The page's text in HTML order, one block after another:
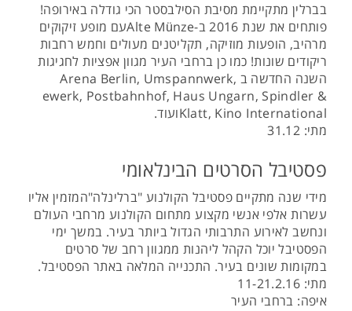
בברלין מתקיימת מסיבת הסילבסטר הכי גודלה באירופה!
פותחים את שנת 2016 ב-Alte Münzeעם מופע זיקוקים
מרהיב, הופעות מוזיקה, תקליטנים מעולים וחמש רחבות
ריקודים שונות! כמו כן ברחבי העיר מגוון אפציות לחגיגות
השנה החדשה ב Arena Berlin, Umspannwerk,
ewerk, Postbahnhof, Haus Ungarn, Spindler &
Klatt, Kino Internationalועוד.
מתי: 31.12
פסטיבל הסרטים הבינלאומי
מידי שנה מתקיים פסטיבל הקולנוע "ברלינלה"המזמין אליו
עשרות אלפי אנשי מקצוע מתחום הקולנוע מרחבי העולם
ונחשב לאירוע התרבותי הגדול ביותר בעיר. במשך ימי
הפסטיבל יוכל הקהל ליהנות ממגוון רחב של סרטים
במקומות שונים בעיר. התכנייה המלאה באתר הפסטיבל.
מתי: 11-21.2.16
איפה: ברחבי העיר